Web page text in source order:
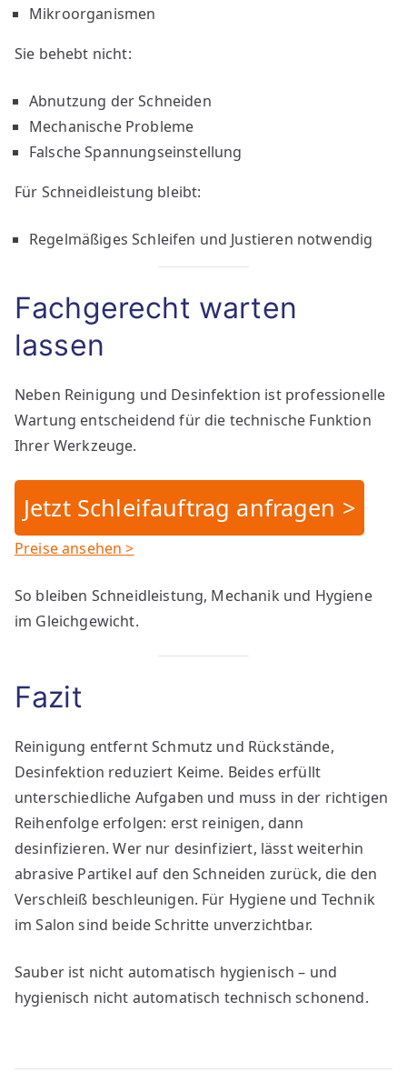
Mikroorganismen
Sie behebt nicht:
Abnutzung der Schneiden
Mechanische Probleme
Falsche Spannungseinstellung
Für Schneidleistung bleibt:
Regelmäßiges Schleifen und Justieren notwendig
Fachgerecht warten
lassen
Neben Reinigung und Desinfektion ist professionelle
Wartung entscheidend für die technische Funktion
Ihrer Werkzeuge.
Jetzt Schleifauftrag anfragen >
Preise ansehen >
So bleiben Schneidleistung, Mechanik und Hygiene
im Gleichgewicht.
Fazit
Reinigung entfernt Schmutz und Rückstände,
Desinfektion reduziert Keime. Beides erfüllt
unterschiedliche Aufgaben und muss in der richtigen
Reihenfolge erfolgen: erst reinigen, dann
desinfizieren. Wer nur desinfiziert, lässt weiterhin
abrasive Partikel auf den Schneiden zurück, die den
Verschleiß beschleunigen. Für Hygiene und Technik
im Salon sind beide Schritte unverzichtbar.
Sauber ist nicht automatisch hygienisch – und
hygienisch nicht automatisch technisch schonend.